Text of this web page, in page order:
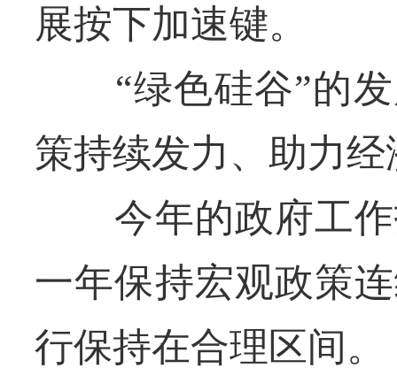
展按下加速键。
“绿色硅谷”的发
策持续发力、助力
今年的政府工作
一年保持宏观政策
行保持在合理区间。